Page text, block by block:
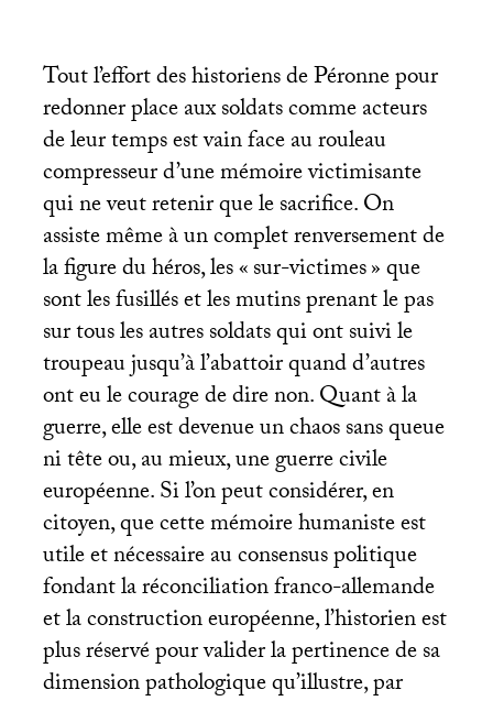
Tout l’effort des historiens de Péronne pour
redonner place aux soldats comme acteurs
de leur temps est vain face au rouleau
compresseur d’une mémoire victimisante
qui ne veut retenir que le sacrifice. On
assiste même à un complet renversement de
la figure du héros, les «sur-victimes» que
sont les fusillés et les mutins prenant le pas
sur tous les autres soldats qui ont suivi le
troupeau jusqu’à l’abattoir quand d’autres
ont eu le courage de dire non. Quant à la
guerre, elle est devenue un chaos sans queue
ni tête ou, au mieux, une guerre civile
européenne. Si l’on peut considérer, en
citoyen, que cette mémoire humaniste est
utile et nécessaire au consensus politique
fondant la réconciliation franco-allemande
et la construction européenne, l’historien est
plus réservé pour valider la pertinence de sa
dimension pathologique qu’illustre, par